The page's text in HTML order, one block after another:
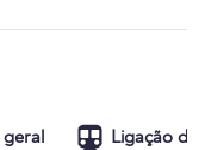
geral Ligação de